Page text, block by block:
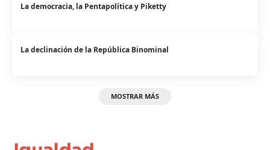
La democracia, la Pentapolítica y Piketty
La declinación de la República Binominal
MOSTRAR MÁS